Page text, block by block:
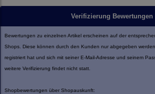
Verifizierung Bewertungen
Bewertungen zu einzelnen Artikel erscheinen auf der
Shops. Diese können durch den Kunden nur abgegeben
registriert hat und sich mit seiner E-Mail-Adresse und seinem
weitere Verifizierung findet nicht statt.
Shopbewertungen über Shopauskunft: